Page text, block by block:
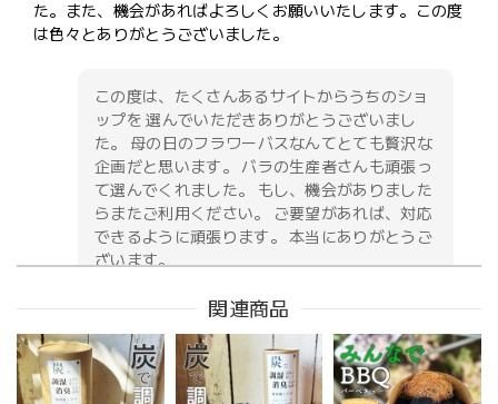
た。また、機会があればよろしくお願いいたします。この度
は色々とありがとうございました。
この度は、たくさんあるサイトからうちのショ
ップを 選んでいただきありがとうございまし
た。 母の日のフラワーバスなんてとても贅沢な
企画だと思います。 バラの生産者さんも頑張っ
て選んでくれました。 もし、機会がありました
らまたご利用ください。 ご要望があれば、対応
できるように頑張ります。 本当にありがとうご
ざいます。
お供え花アレンジメント「紫香の祈り」｜春彼岸・お盆・命日・法事の供花
2026/05/09
関連商品